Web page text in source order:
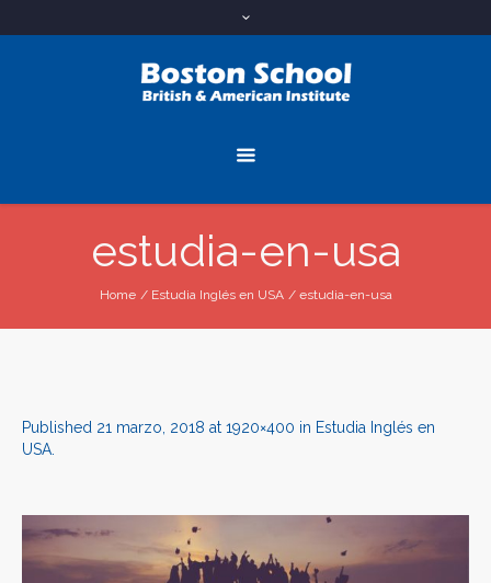
estudia-en-usa
Home / Estudia Inglés en USA / estudia-en-usa
Published 21 marzo, 2018 at 1920×400 in Estudia Inglés en
USA